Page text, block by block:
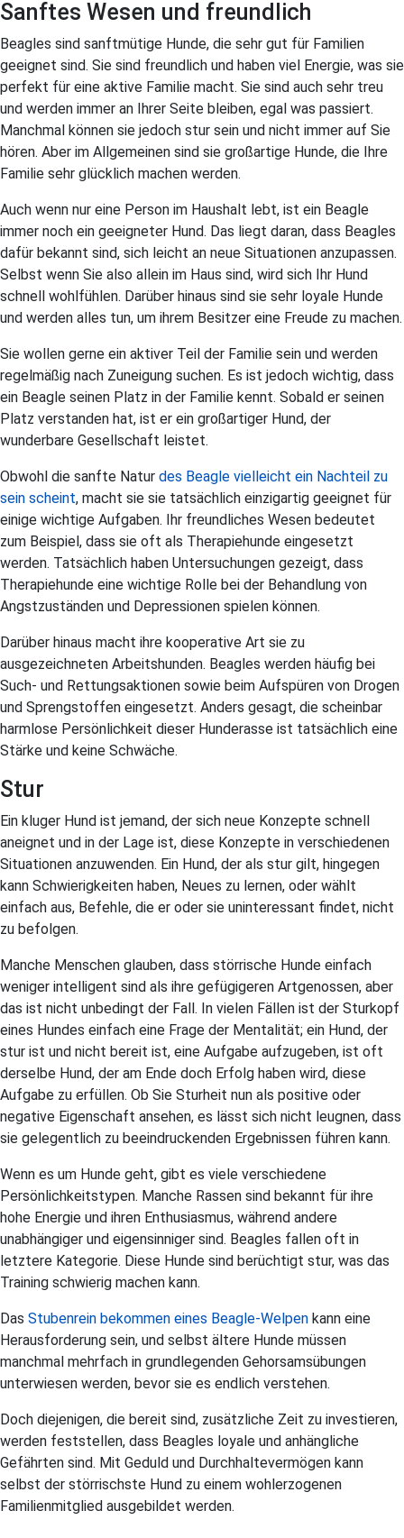
Sanftes Wesen und freundlich
Beagles sind sanftmütige Hunde, die sehr gut für Familien
geeignet sind. Sie sind freundlich und haben viel Energie, was sie
perfekt für eine aktive Familie macht. Sie sind auch sehr treu
und werden immer an Ihrer Seite bleiben, egal was passiert.
Manchmal können sie jedoch stur sein und nicht immer auf Sie
hören. Aber im Allgemeinen sind sie großartige Hunde, die Ihre
Familie sehr glücklich machen werden.
Auch wenn nur eine Person im Haushalt lebt, ist ein Beagle
immer noch ein geeigneter Hund. Das liegt daran, dass Beagles
dafür bekannt sind, sich leicht an neue Situationen anzupassen.
Selbst wenn Sie also allein im Haus sind, wird sich Ihr Hund
schnell wohlfühlen. Darüber hinaus sind sie sehr loyale Hunde
und werden alles tun, um ihrem Besitzer eine Freude zu machen.
Sie wollen gerne ein aktiver Teil der Familie sein und werden
regelmäßig nach Zuneigung suchen. Es ist jedoch wichtig, dass
ein Beagle seinen Platz in der Familie kennt. Sobald er seinen
Platz verstanden hat, ist er ein großartiger Hund, der
wunderbare Gesellschaft leistet.
Obwohl die sanfte Natur des Beagle vielleicht ein Nachteil zu
sein scheint, macht sie sie tatsächlich einzigartig geeignet für
einige wichtige Aufgaben. Ihr freundliches Wesen bedeutet
zum Beispiel, dass sie oft als Therapiehunde eingesetzt
werden. Tatsächlich haben Untersuchungen gezeigt, dass
Therapiehunde eine wichtige Rolle bei der Behandlung von
Angstzuständen und Depressionen spielen können.
Darüber hinaus macht ihre kooperative Art sie zu
ausgezeichneten Arbeitshunden. Beagles werden häufig bei
Such- und Rettungsaktionen sowie beim Aufspüren von Drogen
und Sprengstoffen eingesetzt. Anders gesagt, die scheinbar
harmlose Persönlichkeit dieser Hunderasse ist tatsächlich eine
Stärke und keine Schwäche.
Stur
Ein kluger Hund ist jemand, der sich neue Konzepte schnell
aneignet und in der Lage ist, diese Konzepte in verschiedenen
Situationen anzuwenden. Ein Hund, der als stur gilt, hingegen
kann Schwierigkeiten haben, Neues zu lernen, oder wählt
einfach aus, Befehle, die er oder sie uninteressant findet, nicht
zu befolgen.
Manche Menschen glauben, dass störrische Hunde einfach
weniger intelligent sind als ihre gefügigeren Artgenossen, aber
das ist nicht unbedingt der Fall. In vielen Fällen ist der Sturkopf
eines Hundes einfach eine Frage der Mentalität; ein Hund, der
stur ist und nicht bereit ist, eine Aufgabe aufzugeben, ist oft
derselbe Hund, der am Ende doch Erfolg haben wird, diese
Aufgabe zu erfüllen. Ob Sie Sturheit nun als positive oder
negative Eigenschaft ansehen, es lässt sich nicht leugnen, dass
sie gelegentlich zu beeindruckenden Ergebnissen führen kann.
Wenn es um Hunde geht, gibt es viele verschiedene
Persönlichkeitstypen. Manche Rassen sind bekannt für ihre
hohe Energie und ihren Enthusiasmus, während andere
unabhängiger und eigensinniger sind. Beagles fallen oft in
letztere Kategorie. Diese Hunde sind berüchtigt stur, was das
Training schwierig machen kann.
Das Stubenrein bekommen eines Beagle-Welpen kann eine
Herausforderung sein, und selbst ältere Hunde müssen
manchmal mehrfach in grundlegenden Gehorsamsübungen
unterwiesen werden, bevor sie es endlich verstehen.
Doch diejenigen, die bereit sind, zusätzliche Zeit zu investieren,
werden feststellen, dass Beagles loyale und anhängliche
Gefährten sind. Mit Geduld und Durchhaltevermögen kann
selbst der störrischste Hund zu einem wohlerzogenen
Familienmitglied ausgebildet werden.